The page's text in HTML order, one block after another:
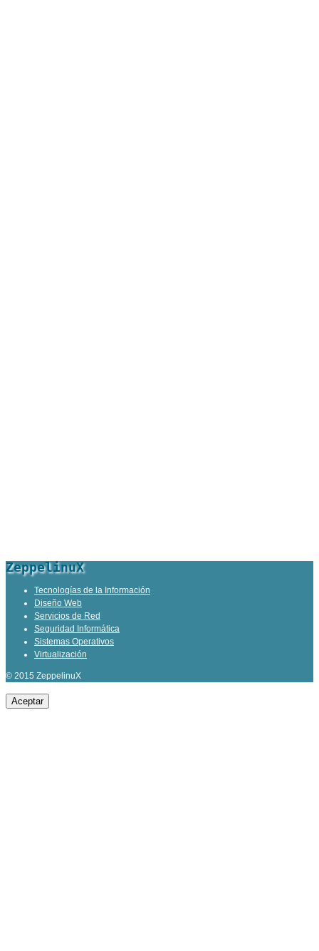
ZeppelinuX
Tecnologías de la Información
Diseño Web
Servicios de Red
Seguridad Informática
Sistemas Operativos
Virtualización
© 2015 ZeppelinuX
Aceptar